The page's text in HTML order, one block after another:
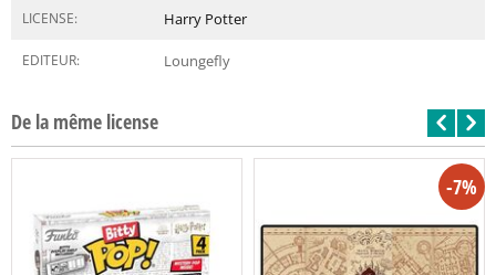
LICENSE: Harry Potter
EDITEUR: Loungefly
De la même license
-7%